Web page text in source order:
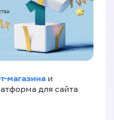
магазина и
для сайта